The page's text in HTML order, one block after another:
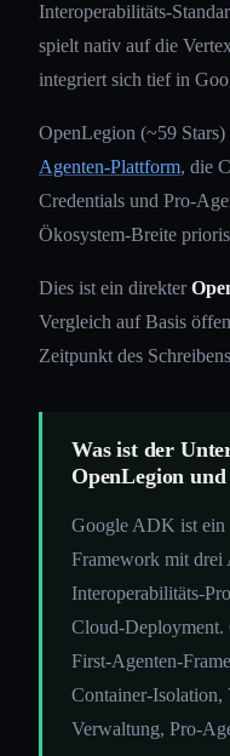
Interoperabilitäts-
spielt nativ auf die
integriert sich tief in
OpenLegion (~59 Stars)
Agenten-Plattform, die
Credentials und Pro-
Ökosystem-Breite
Dies ist ein direkter
Vergleich auf Basis
Zeitpunkt des
Was ist der
OpenLegion
Google ADK ist ein
Framework mit drei
Interoperabilitäts-
Cloud-Deployment.
First-Agenten-
Container-
Verwaltung, Pro-